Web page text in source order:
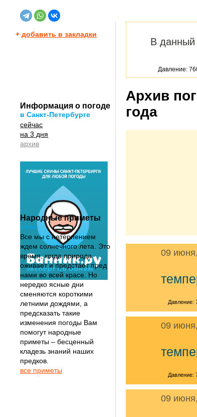
+добавить в закладки
Информация о погоде
в Санкт-Петербурге
сейчас
на 3 дня
архив
Народные приметы
лета
Все мы с нетерпением
ждем солнечного лета. Это
время, когда природа
оживает и предстает пред
нами во всей красе. Но
нередко ясные дни
сменяются короткими
летними дождями, а
предсказать такие
изменения погоды Вам
помогут народные
приметы – бесценный
кладезь знаний наших
предков.
все приметы
В
Давление:
Архив
года
09
Давление:
09
Давление:
09